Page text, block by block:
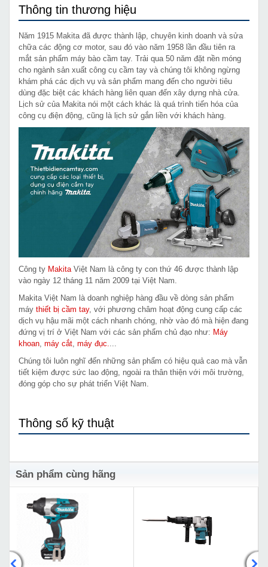
Thông tin thương hiệu
Năm 1915 Makita đã được thành lập, chuyên kinh doanh và sửa
chữa các động cơ motor, sau đó vào năm 1958 lần đầu tiên ra
mắt sản phẩm máy bào cầm tay. Trải qua 50 năm đặt nền móng
cho ngành sản xuất công cụ cầm tay và chúng tôi không ngừng
khám phá các dịch vụ và sản phẩm mang đến cho người tiêu
dùng đặc biệt các khách hàng liên quan đến xây dựng nhà cửa.
Lịch sử của Makita nói một cách khác là quá trình tiến hóa của
công cụ điện động, cũng là lịch sử gắn liền với khách hàng.
Công ty MakitaViệt Nam là công ty con thứ 46 được thành lập
vào ngày 12 tháng 11 năm 2009 tại Việt Nam.
Makita Việt Nam là doanh nghiệp hàng đầu về dòng sản phẩm
máy thiết bị cầm tay, với phương châm hoạt động cung cấp các
dịch vụ hậu mãi một cách nhanh chóng, nhờ vào đó mà hiện đang
đứng vị trí ở Việt Nam với các sản phẩm chủ đạo như: Máy
khoan, máy cắt, máy đục....
Chúng tôi luôn nghĩ đến những sản phẩm có hiệu quả cao mà vẫn
tiết kiệm được sức lao động, ngoài ra thân thiện với môi trường,
đóng góp cho sự phát triển Việt Nam.
Thông số kỹ thuật
Sản phẩm cùng hãng